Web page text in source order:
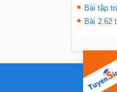
Bài tập
Bài 2.62